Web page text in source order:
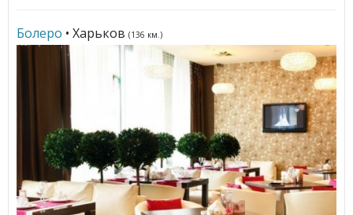
Болеро • Харьков (136 км.)